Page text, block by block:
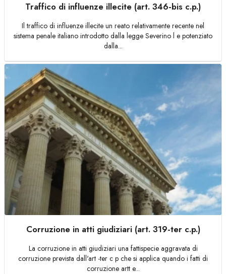
Traffico di influenze illecite (art. 346-bis c.p.)
Il traffico di influenze illecite un reato relativamente recente nel
sistema penale italiano introdotto dalla legge Severino l e potenziato
dalla...
Corruzione in atti giudiziari (art. 319-ter c.p.)
La corruzione in atti giudiziari una fattispecie aggravata di
corruzione prevista dall'art -ter c p che si applica quando i fatti di
corruzione artt e...